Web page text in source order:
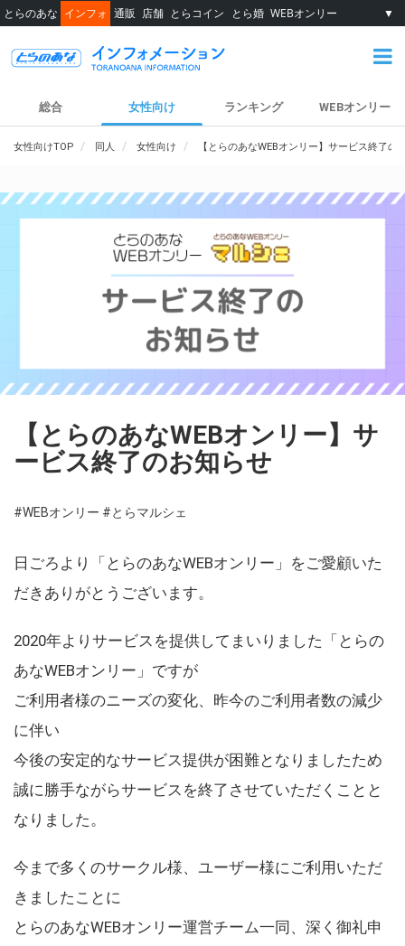
とらのあな インフォ 通販 店舗 とらコイン とら婚 WEBオンリー ▼
総合 女性向け ランキング WEBオンリー
女性向けTOP 同人 女性向け 【とらのあなWEBオンリー】サービス終了の
【とらのあなWEBオンリー】サ
ービス終了のお知らせ
#WEBオンリー #とらマルシェ
日ごろより「とらのあなWEBオンリー」をご愛顧いた
だきありがとうございます。
2020年よりサービスを提供してまいりました「とらの
あなWEBオンリー」ですが
ご利用者様のニーズの変化、昨今のご利用者数の減少
に伴い
今後の安定的なサービス提供が困難となりましたため
誠に勝手ながらサービスを終了させていただくことと
なりました。
今まで多くのサークル様、ユーザー様にご利用いただ
きましたことに
とらのあなWEBオンリー運営チーム一同、深く御礼申